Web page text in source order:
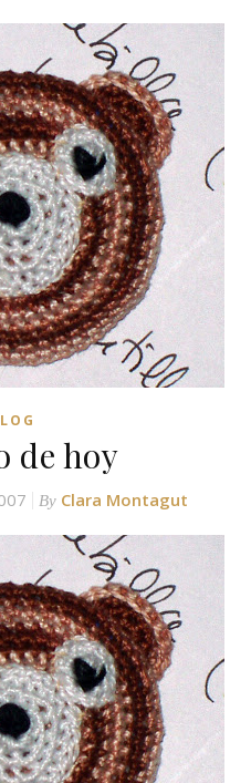
de hoy
By Clara Montagut